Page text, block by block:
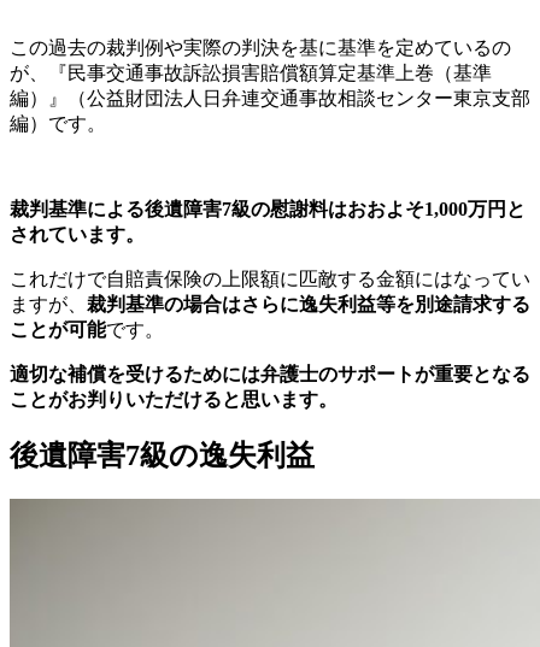
この過去の裁判例や実際の判決を基に基準を定めているの
が、『民事交通事故訴訟損害賠償額算定基準上巻（基準
編）』（公益財団法人日弁連交通事故相談センター東京支部
編）です。
裁判基準による後遺障害7級の慰謝料はおおよそ1,000万円と
されています。
これだけで自賠責保険の上限額に匹敵する金額にはなってい
ますが、 裁判基準の場合はさらに逸失利益等を別途請求する
ことが可能です。
適切な補償を受けるためには弁護士のサポートが重要となる
ことがお判りいただけると思います。
後遺障害7級の逸失利益